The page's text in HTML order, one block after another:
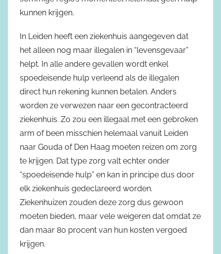
kunnen krijgen.
In Leiden heeft een ziekenhuis aangegeven dat
het alleen nog maar illegalen in “levensgevaar”
helpt. In alle andere gevallen wordt enkel
spoedeisende hulp verleend als de illegalen
direct hun rekening kunnen betalen. Anders
worden ze verwezen naar een gecontracteerd
ziekenhuis. Zo zou een illegaal met een gebroken
arm of been misschien helemaal vanuit Leiden
naar Gouda of Den Haag moeten reizen om zorg
te krijgen. Dat type zorg valt echter onder
“spoedeisende hulp” en kan in principe dus door
elk ziekenhuis gedeclareerd worden.
Ziekenhuizen zouden deze zorg dus gewoon
moeten bieden, maar vele weigeren dat omdat ze
dan maar 80 procent van hun kosten vergoed
krijgen.